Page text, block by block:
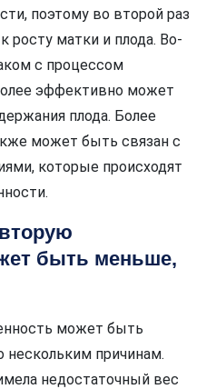
поэтому во второй раз
росту матки и плода. Во-
с процессом
эффективно может
плода. Более
может быть связан с
которые происходят
быть меньше,
может быть
причинам.
недостаточный вес